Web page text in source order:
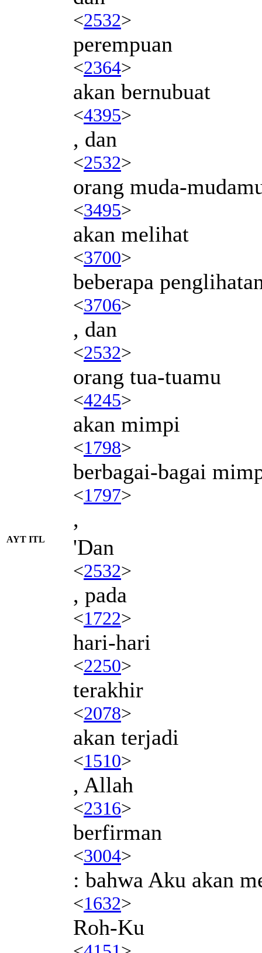
<2532>
perempuan
<2364>
akan bernubuat
<4395>
, dan
<2532>
orang muda-
<3495>
akan melihat
<3700>
beberapa
<3706>
, dan
<2532>
orang tua-tuamu
<4245>
akan mimpi
<1798>
berbagai-bagai
<1797>
,
AYT ITL 'Dan
<2532>
, pada
<1722>
hari-hari
<2250>
terakhir
<2078>
akan terjadi
<1510>
, Allah
<2316>
berfirman
<3004>
: bahwa Aku akan
<1632>
Roh-Ku